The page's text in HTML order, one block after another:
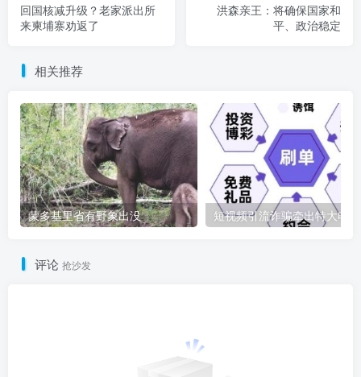
回国核减升级？老家派出所
来柬埔寨劝返了
洪森亲王：将确保国家和
平、政治稳定
相关推荐
蒙多基里省有野象出没
评论 抢沙发